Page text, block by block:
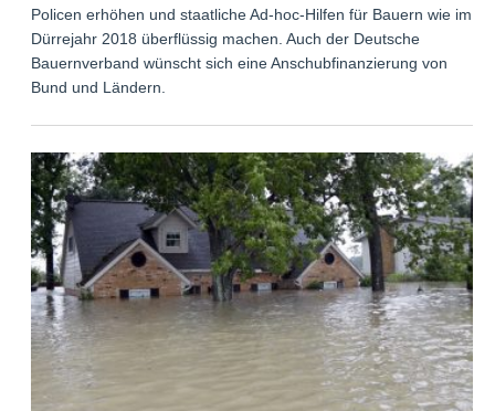
Policen erhöhen und staatliche Ad-hoc-Hilfen für Bauern wie im
Dürrejahr 2018 überflüssig machen. Auch der Deutsche
Bauernverband wünscht sich eine Anschubfinanzierung von
Bund und Ländern.